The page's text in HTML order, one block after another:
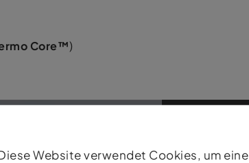
Core™)
Website verwendet Cookies, um eine